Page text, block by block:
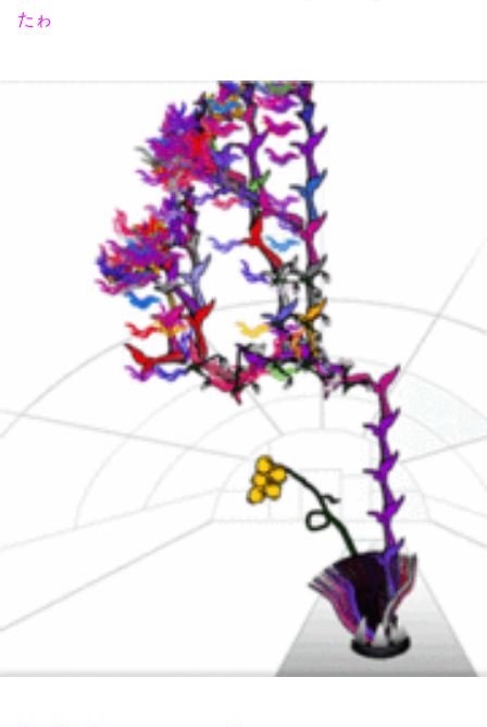
たゎ